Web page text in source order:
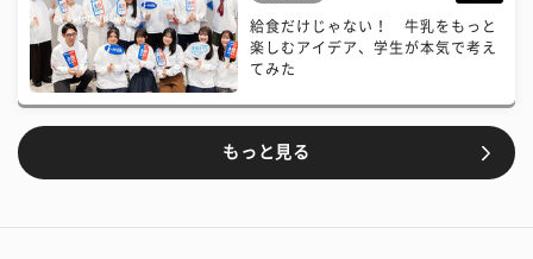
給食だけじゃない！ 牛乳をもっと
楽しむアイデア、学生が本気で考え
てみた
もっと見る